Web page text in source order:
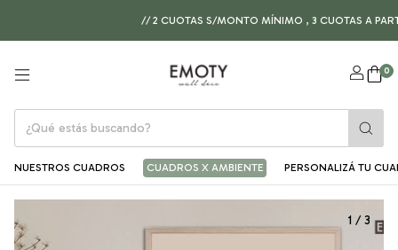
// 2 CUOTAS S/MONTO MÍNIMO , 3 CUOTAS A
0
NUESTROS CUADROS CUADROS X AMBIENTE PERSONALIZÁ TU
1 /3